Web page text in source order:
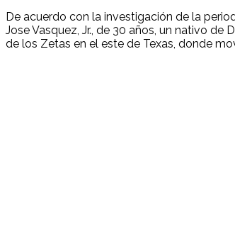
De acuerdo con la investigación de la
Jose Vasquez, Jr., de 30 años, un nativo
de los Zetas en el este de Texas, donde